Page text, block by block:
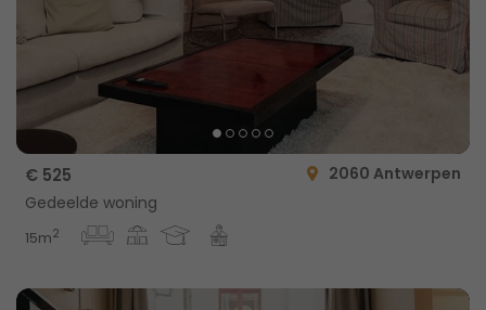
€ 525
2060 Antwerpen
Gedeelde woning
15m2